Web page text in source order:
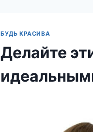
БУДЬ КРАСИВА
Делайте